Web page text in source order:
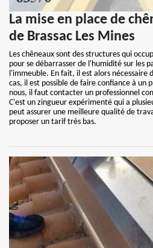
La mise en place de
de Brassac Les Mines
Les chêneaux sont des structures qui
pour se débarrasser de l'humidité sur les
l'immeuble. En fait, il est alors nécessaire
cas, il est possible de faire confiance à un
nous, il faut contacter un professionnel
C'est un zingueur expérimenté qui a
peut assurer une meilleure qualité de
proposer un tarif très bas.